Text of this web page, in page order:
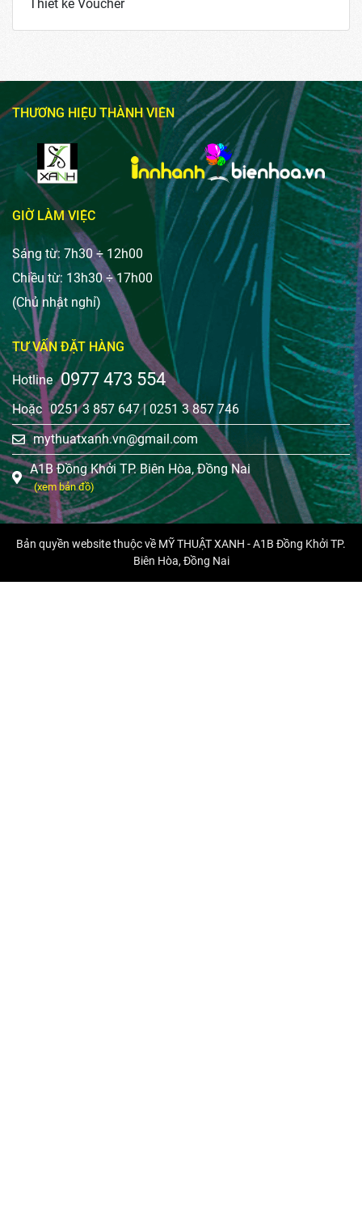
Thiết kế Voucher
THƯƠNG HIỆU THÀNH VIÊN
GIỜ LÀM VIỆC
Sáng từ: 7h30 ÷ 12h00
Chiều từ: 13h30 ÷ 17h00
(Chủ nhật nghỉ)
TƯ VẤN ĐẶT HÀNG
Hotline 0977 473 554
Hoặc 0251 3 857 647|0251 3 857 746
mythuatxanh.vn@gmail.com
A1B Đồng Khởi TP. Biên Hòa, Đồng Nai
(xem bản đồ)
Bản quyền website thuộc về MỸ THUẬT XANH - A1B Đồng Khởi TP.
Biên Hòa, Đồng Nai